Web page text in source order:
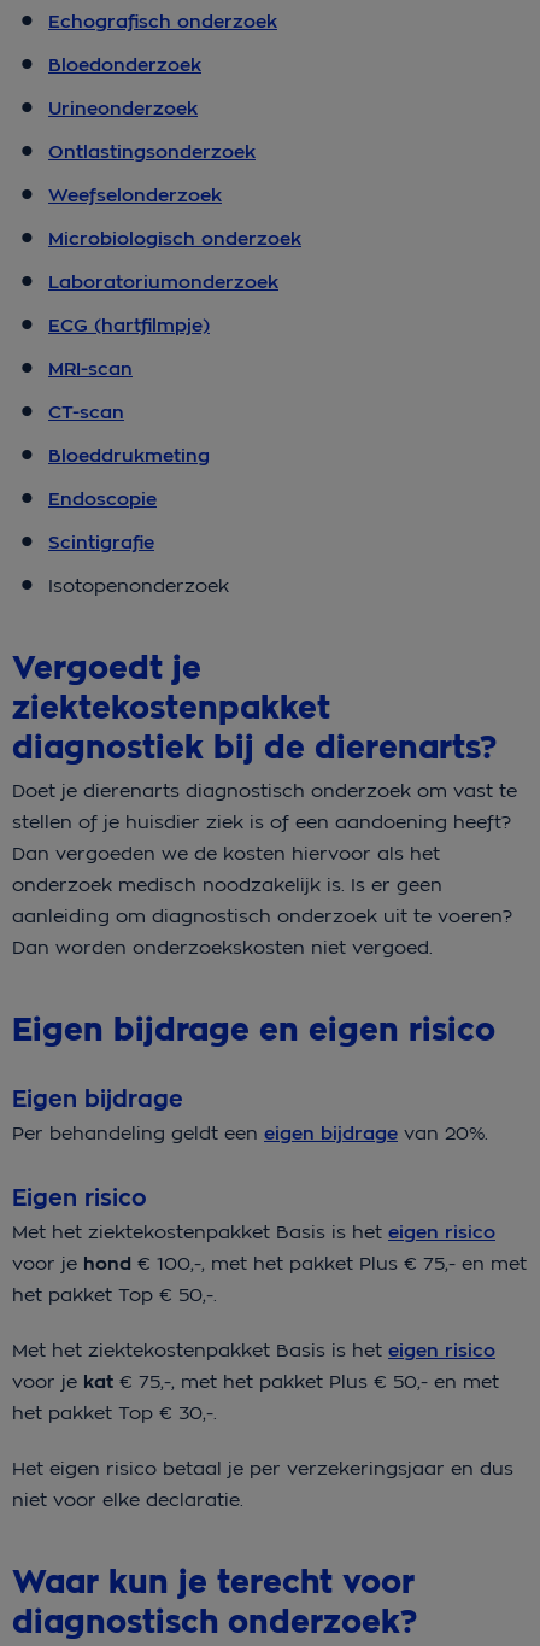
Echografisch onderzoek
Bloedonderzoek
Urineonderzoek
Ontlastingsonderzoek
Weefselonderzoek
Microbiologisch onderzoek
Laboratoriumonderzoek
ECG (hartfilmpje)
MRI-scan
CT-scan
Bloeddrukmeting
Endoscopie
Scintigrafie
Isotopenonderzoek
Vergoedt je
ziektekostenpakket
diagnostiek bij de dierenarts?
Doet je dierenarts diagnostisch onderzoek om vast te
stellen of je huisdier ziek is of een aandoening heeft?
Dan vergoeden we de kosten hiervoor als het
onderzoek medisch noodzakelijk is. Is er geen
aanleiding om diagnostisch onderzoek uit te voeren?
Dan worden onderzoekskosten niet vergoed.
Eigen bijdrage en eigen risico
Eigen bijdrage
Per behandeling geldt een eigen bijdrage van 20%.
Eigen risico
Met het ziektekostenpakket Basis is het eigen risico
voor je hond € 100,-, met het pakket Plus € 75,- en met
het pakket Top € 50,-.
Met het ziektekostenpakket Basis is het eigen risico
voor je kat € 75,-, met het pakket Plus € 50,- en met
het pakket Top € 30,-.
Het eigen risico betaal je per verzekeringsjaar en dus
niet voor elke declaratie.
Waar kun je terecht voor
diagnostisch onderzoek?